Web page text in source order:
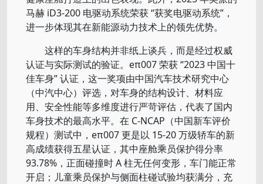
马赫 iD3-200 电驱动系统荣获 “获奖电驱动系统”，
进一步体现其在新能源动力技术上的领先优势。
这样的车身结构并非纸上谈兵，而是经过权威
认证与实际测试的验证。eπ007 荣获 “2023 中国十
佳车身” 认证，这一奖项由中国汽车技术研究中心
（中汽中心）评选，对车身的结构设计、材料应
用、安全性能等多维度进行严苛评估，代表了国内
车身技术的最高水平。在 C-NCAP（中国新车评价
规程）测试中，eπ007 更是以 15-20 万级轿车的新
高成绩获得五星认证，其中座舱乘员保护得分率
93.78%，正面碰撞时 A 柱无任何变形，车门能正常
开启；儿童乘员保护与侧面柱碰试验均获满分，充